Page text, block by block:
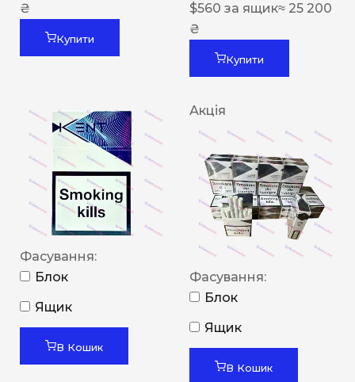
₴
Купити
$560 за ящик≈ 25 200
₴
Купити
Фасування:
Блок
Ящик
В Кошик
Акція
Фасування:
Блок
Ящик
В Кошик